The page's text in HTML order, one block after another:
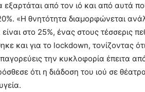
εξαρτάται από τον ιό και από αυτά
«Η θνητότητα διαμορφώνεται
στο 25%, ένας στους τέσσερις
και για το lockdown, τονίζοντας
την κυκλοφορία έπειτα
ότι η διάδοση του ιού σε